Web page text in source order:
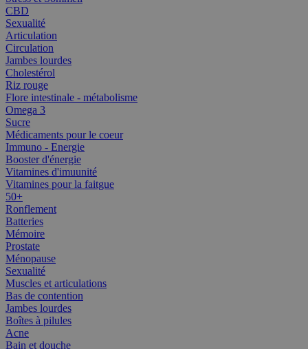
CBD
Sexualité
Articulation
Circulation
Jambes lourdes
Cholestérol
Riz rouge
Flore intestinale - métabolisme
Omega 3
Sucre
Médicaments pour le coeur
Immuno - Energie
Booster d'énergie
Vitamines d'imuunité
Vitamines pour la faitgue
50+
Ronflement
Batteries
Mémoire
Prostate
Ménopause
Sexualité
Muscles et articulations
Bas de contention
Jambes lourdes
Boîtes à pilules
Acne
Bain et douche